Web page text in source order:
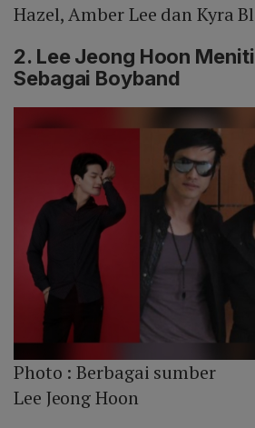
Hazel, Amber Lee dan Kyra
2. Lee Jeong Hoon
Sebagai Boyband
Photo :Berbagai sumber
Lee Jeong Hoon